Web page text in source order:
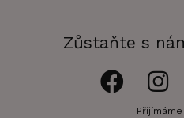
Zůstaňte s